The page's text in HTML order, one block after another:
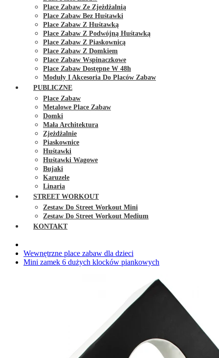
Place Zabaw Ze Zjeżdżalnią
Place Zabaw Bez Huśtawki
Place Zabaw Z Huśtawką
Place Zabaw Z Podwójną Huśtawką
Place Zabaw Z Piaskownicą
Place Zabaw Z Domkiem
Place Zabaw Wspinaczkowe
Place Zabaw Dostępne W 48h
Moduły I Akcesoria Do Placów Zabaw
PUBLICZNE
Place Zabaw
Metalowe Place Zabaw
Domki
Mała Architektura
Zjeżdżalnie
Piaskownice
Huśtawki
Huśtawki Wagowe
Bujaki
Karuzele
Linaria
STREET WORKOUT
Zestaw Do Street Workout Mini
Zestaw Do Street Workout Medium
KONTAKT
Wewnętrzne place zabaw dla dzieci
Mini zamek 6 dużych klocków piankowych